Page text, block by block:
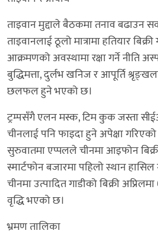
ताइवान मुद्दाले बैठकमा तनाव बढाउन
ताइवानलाई ठूलो मात्रामा हतियार
आक्रमणको अवस्थामा रक्षा गर्ने नीति
बुद्धिमत्ता, दुर्लभ खनिज र आपूर्ति
छलफल हुने भएको छ।
ट्रम्पसँगै एलन मस्क, टिम कुक जस्ता
चीनलाई पनि फाइदा हुने अपेक्षा
सुरुवातमा एप्पलले चीनमा आइफोन
स्मार्टफोन बजारमा पहिलो स्थान
चीनमा उत्पादित गाडीको बिक्री
वृद्धि भएको छ।
भ्रमण तालिका